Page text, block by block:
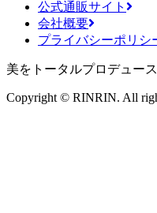
公式通販サイト
会社概要
プライバシーポリシ
美をトータルプロデュー
Copyright © RINRIN. All